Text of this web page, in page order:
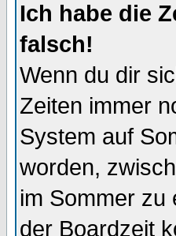
Ich habe die
falsch!
Wenn du dir
Zeiten immer
System auf
worden,
im Sommer zu
der Boardzeit